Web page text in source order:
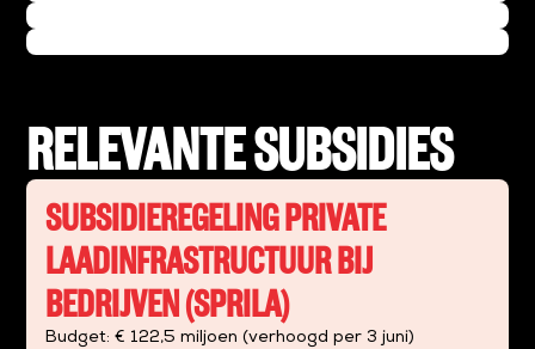
RELEVANTE SUBSIDIES
SUBSIDIEREGELING PRIVATE
LAADINFRASTRUCTUUR BIJ
BEDRIJVEN (SPRILA)
Budget: € 122,5 miljoen (verhoogd per 3 juni)